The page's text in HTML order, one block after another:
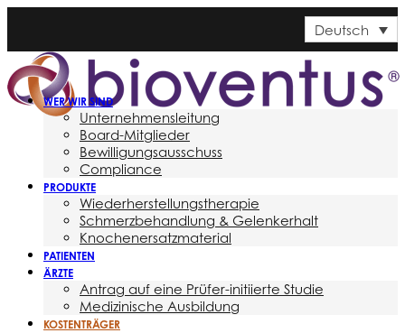
Deutsch
WER WIR SIND
Unternehmensleitung
Board-Mitglieder
Bewilligungsausschuss
Compliance
PRODUKTE
Wiederherstellungstherapie
Schmerzbehandlung & Gelenkerhalt
Knochenersatzmaterial
PATIENTEN
ÄRZTE
Antrag auf eine Prüfer-initiierte Studie
Medizinische Ausbildung
KOSTENTRÄGER